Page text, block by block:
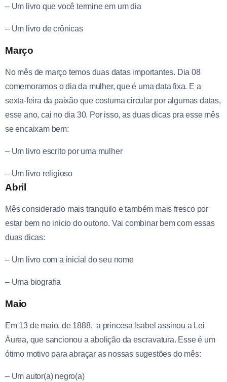
– Um livro que você termine em um dia
– Um livro de crônicas
Março
No mês de março temos duas datas importantes. Dia 08
comemoramos o dia da mulher, que é uma data fixa. E a
sexta-feira da paixão que costuma circular por algumas datas,
esse ano, cai no dia 30. Por isso, as duas dicas pra esse mês
se encaixam bem:
– Um livro escrito por uma mulher
– Um livro religioso
Abril
Mês considerado mais tranquilo e também mais fresco por
estar bem no inicio do outono. Vai combinar bem com essas
duas dicas:
– Um livro com a inicial do seu nome
– Uma biografia
Maio
Em 13 de maio, de 1888, a princesa Isabel assinou a Lei
Áurea, que sancionou a abolição da escravatura. Esse é um
ótimo motivo para abraçar as nossas sugestões do mês:
– Um autor(a) negro(a)